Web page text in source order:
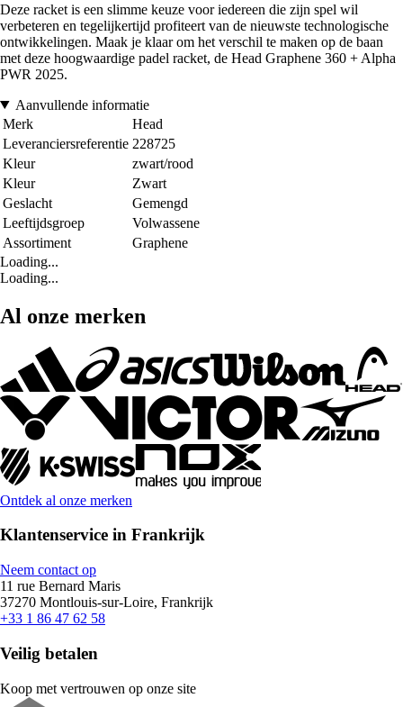
Deze racket is een slimme keuze voor iedereen die zijn spel wil
verbeteren en tegelijkertijd profiteert van de nieuwste technologische
ontwikkelingen. Maak je klaar om het verschil te maken op de baan
met deze hoogwaardige padel racket, de Head Graphene 360 + Alpha
PWR 2025.
Aanvullende informatie
Merk
Head
Leveranciersreferentie 228725
Kleur
zwart/rood
Kleur
Zwart
Geslacht
Gemengd
Leeftijdsgroep
Volwassene
Assortiment
Graphene
Loading...
Loading...
Al onze merken
Ontdek al onze merken
Klantenservice in Frankrijk
Neem contact op
11 rue Bernard Maris
37270 Montlouis-sur-Loire, Frankrijk
+33 1 86 47 62 58
Veilig betalen
Koop met vertrouwen op onze site